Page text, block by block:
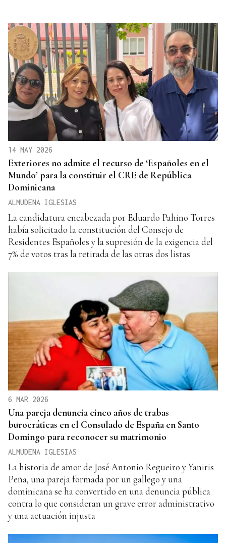
14 MAY 2026
Exteriores no admite el recurso de ‘Españoles en el
Mundo’ para la constituir el CRE de República
Dominicana
ALMUDENA IGLESIAS
La candidatura encabezada por Eduardo Pahino Torres
había solicitado la constitución del Consejo de
Residentes Españoles y la supresión de la exigencia del
7% de votos tras la retirada de las otras dos listas
6 MAR 2026
Una pareja denuncia cinco años de trabas
burocráticas en el Consulado de España en Santo
Domingo para reconocer su matrimonio
ALMUDENA IGLESIAS
La historia de amor de José Antonio Regueiro y Yaniris
Peña, una pareja formada por un gallego y una
dominicana se ha convertido en una denuncia pública
contra lo que consideran un grave error administrativo
y una actuación injusta